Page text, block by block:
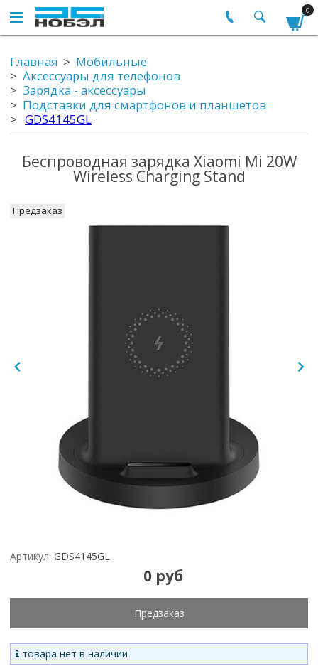
0
Главная
Мобильные
Аксессуары для телефонов
Зарядка - аксессуары
Подставки для смартфонов и планшетов
GDS4145GL
Беспроводная зарядка Xiaomi Mi 20W
Wireless Charging Stand
Предзаказ
Артикул: GDS4145GL
0 руб
Предзаказ
товара нет в наличии